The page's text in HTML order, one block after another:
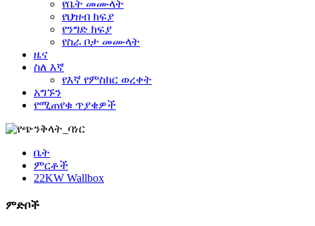
የቤት መሙላት
የህዝብ ክፍያ
የንግድ ክፍያ
የስራ ቦታ መሙላት
ዜና
ስለ እኛ
የእኛ የምስክር ወረቀት
አግኙን
የሚጠየቁ ጥያቄዎች
ቤት
ምርቶች
22KW Wallbox
ምድቦች